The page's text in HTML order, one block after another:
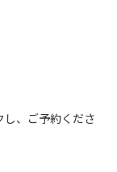
、ご予約くださ